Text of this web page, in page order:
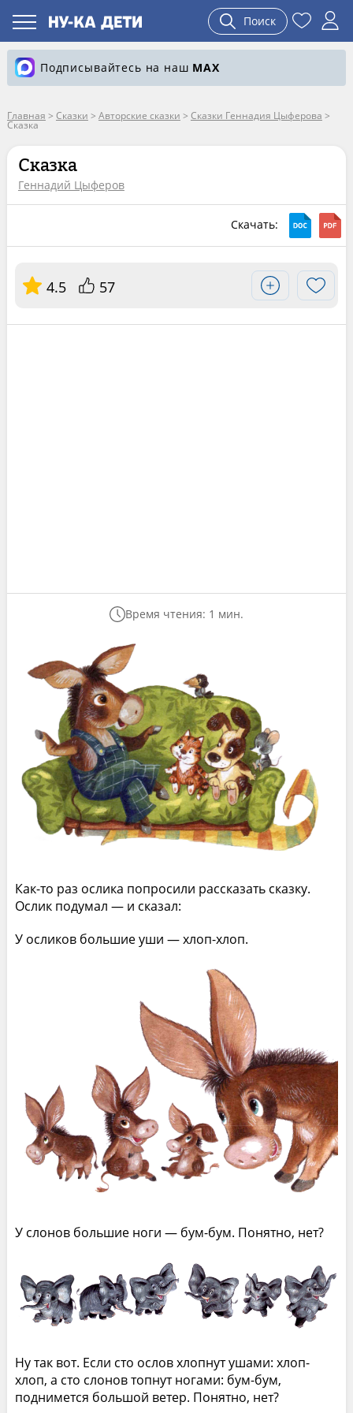
Поиск
Подписывайтесь на наш MAX
Главная > Сказки > Авторские сказки > Сказки Геннадия Цыферова >
Сказка
Сказка
Геннадий Цыферов
Скачать:
4.5 57
Время чтения: 1 мин.
Как-то раз ослика попросили рассказать сказку.
Ослик подумал — и сказал:
У осликов большие уши — хлоп-хлоп.
У слонов большие ноги — бум-бум. Понятно, нет?
Ну так вот. Если сто ослов хлопнут ушами: хлоп-
хлоп, а сто слонов топнут ногами: бум-бум,
поднимется большой ветер. Понятно, нет?